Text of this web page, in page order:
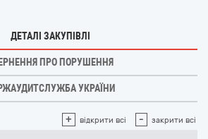
ДЕТАЛІ ЗАКУПІВЛІ
ПРО ПОРУШЕННЯ
УКРАЇНИ
+ відкрити всі - закрити всі